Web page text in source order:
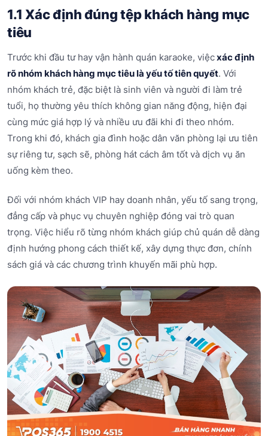
1.1 Xác định đúng tệp khách hàng mục
tiêu
Trước khi đầu tư hay vận hành quán karaoke, việcxác định
rõ nhóm khách hàng mục tiêu là yếu tố tiên quyết. Với
nhóm khách trẻ, đặc biệt là sinh viên và người đi làm trẻ
tuổi, họ thường yêu thích không gian năng động, hiện đại
cùng mức giá hợp lý và nhiều ưu đãi khi đi theo nhóm.
Trong khi đó, khách gia đình hoặc dân văn phòng lại ưu tiên
sự riêng tư, sạch sẽ, phòng hát cách âm tốt và dịch vụ ăn
uống kèm theo.
Đối với nhóm khách VIP hay doanh nhân, yếu tố sang trọng,
đẳng cấp và phục vụ chuyên nghiệp đóng vai trò quan
trọng. Việc hiểu rõ từng nhóm khách giúp chủ quán dễ dàng
định hướng phong cách thiết kế, xây dựng thực đơn, chính
sách giá và các chương trình khuyến mãi phù hợp.